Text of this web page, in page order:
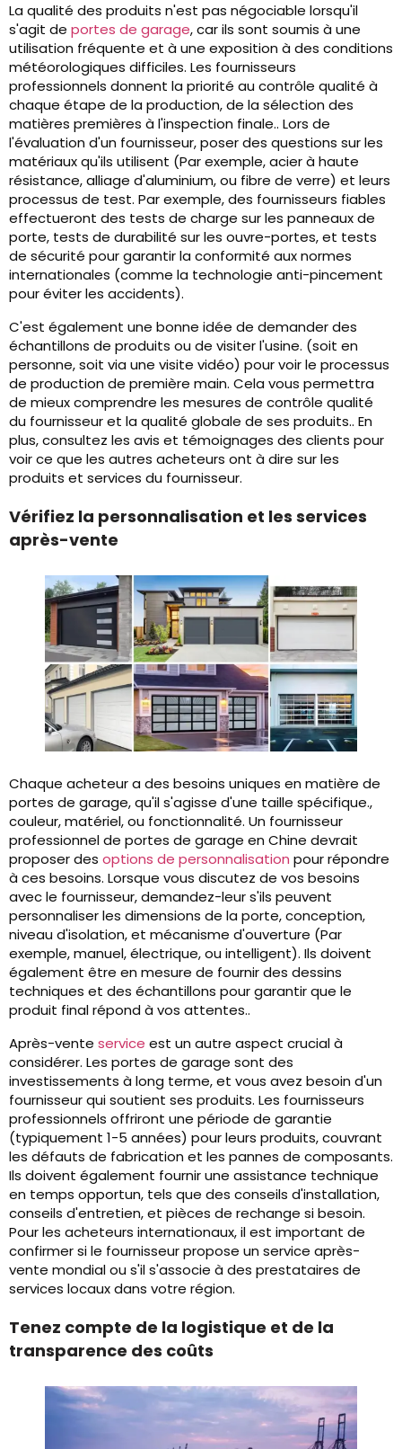
La qualité des produits n'est pas négociable lorsqu'il
s'agit de portes de garage, car ils sont soumis à une
utilisation fréquente et à une exposition à des conditions
météorologiques difficiles. Les fournisseurs
professionnels donnent la priorité au contrôle qualité à
chaque étape de la production, de la sélection des
matières premières à l'inspection finale.. Lors de
l'évaluation d'un fournisseur, poser des questions sur les
matériaux qu'ils utilisent (Par exemple, acier à haute
résistance, alliage d'aluminium, ou fibre de verre) et leurs
processus de test. Par exemple, des fournisseurs fiables
effectueront des tests de charge sur les panneaux de
porte, tests de durabilité sur les ouvre-portes, et tests
de sécurité pour garantir la conformité aux normes
internationales (comme la technologie anti-pincement
pour éviter les accidents).
C'est également une bonne idée de demander des
échantillons de produits ou de visiter l'usine. (soit en
personne, soit via une visite vidéo) pour voir le processus
de production de première main. Cela vous permettra
de mieux comprendre les mesures de contrôle qualité
du fournisseur et la qualité globale de ses produits.. En
plus, consultez les avis et témoignages des clients pour
voir ce que les autres acheteurs ont à dire sur les
produits et services du fournisseur.
Vérifiez la personnalisation et les services
après-vente
Chaque acheteur a des besoins uniques en matière de
portes de garage, qu'il s'agisse d'une taille spécifique.,
couleur, matériel, ou fonctionnalité. Un fournisseur
professionnel de portes de garage en Chine devrait
proposer des options de personnalisation pour répondre
à ces besoins. Lorsque vous discutez de vos besoins
avec le fournisseur, demandez-leur s'ils peuvent
personnaliser les dimensions de la porte, conception,
niveau d'isolation, et mécanisme d'ouverture (Par
exemple, manuel, électrique, ou intelligent). Ils doivent
également être en mesure de fournir des dessins
techniques et des échantillons pour garantir que le
produit final répond à vos attentes..
Après-vente service est un autre aspect crucial à
considérer. Les portes de garage sont des
investissements à long terme, et vous avez besoin d'un
fournisseur qui soutient ses produits. Les fournisseurs
professionnels offriront une période de garantie
(typiquement 1-5 années) pour leurs produits, couvrant
les défauts de fabrication et les pannes de composants.
Ils doivent également fournir une assistance technique
en temps opportun, tels que des conseils d'installation,
conseils d'entretien, et pièces de rechange si besoin.
Pour les acheteurs internationaux, il est important de
confirmer si le fournisseur propose un service après-
vente mondial ou s'il s'associe à des prestataires de
services locaux dans votre région.
Tenez compte de la logistique et de la
transparence des coûts